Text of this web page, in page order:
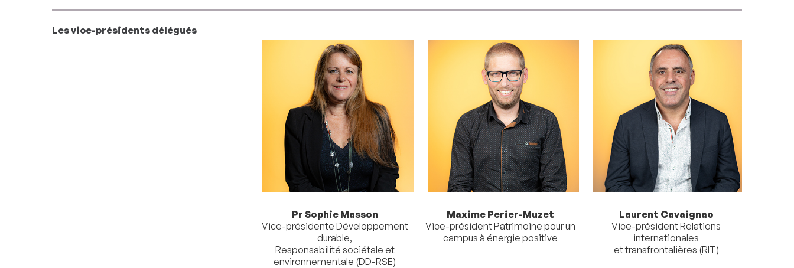
Les vice-présidents délégués
Pr Sophie Masson
Vice-présidente Développement
durable,
Responsabilité sociétale et
environnementale (DD-RSE)
Maxime Perier-Muzet
Vice-président Patrimoine pour un
campus à énergie positive
Laurent Cavaignac
Vice-président Relations
internationales
et transfrontalières (RIT)